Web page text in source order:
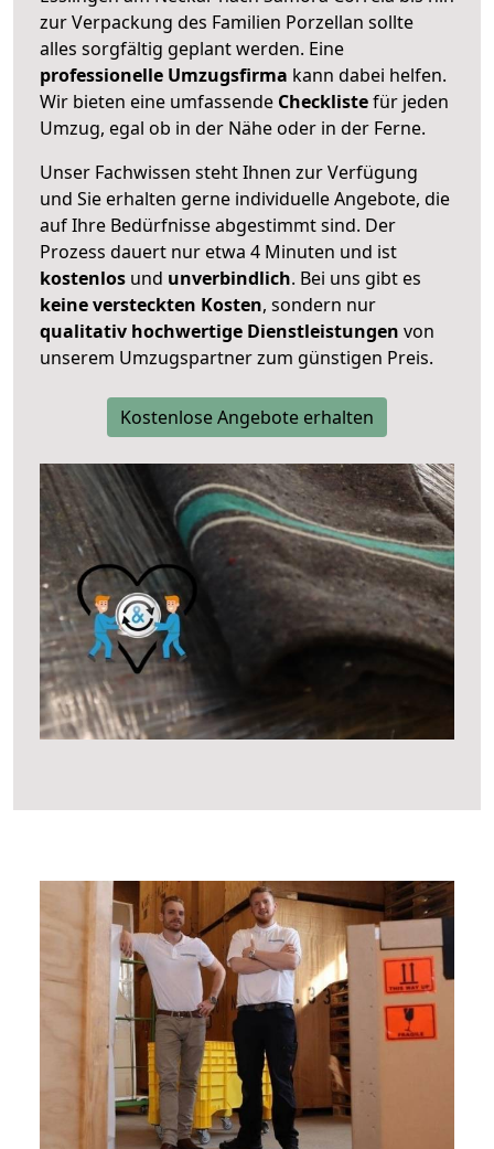
zur Verpackung des Familien Porzellan sollte
alles sorgfältig geplant werden. Eine
professionelle Umzugsfirma kann dabei helfen.
Wir bieten eine umfassende Checklistefür jeden
Umzug, egal ob in der Nähe oder in der Ferne.
Unser Fachwissen steht Ihnen zur Verfügung
und Sie erhalten gerne individuelle Angebote, die
auf Ihre Bedürfnisse abgestimmt sind. Der
Prozess dauert nur etwa 4 Minuten und ist
kostenlos und unverbindlich. Bei uns gibt es
keine versteckten Kosten, sondern nur
qualitativ hochwertige Dienstleistungen von
unserem Umzugspartner zum günstigen Preis.
Kostenlose Angebote erhalten